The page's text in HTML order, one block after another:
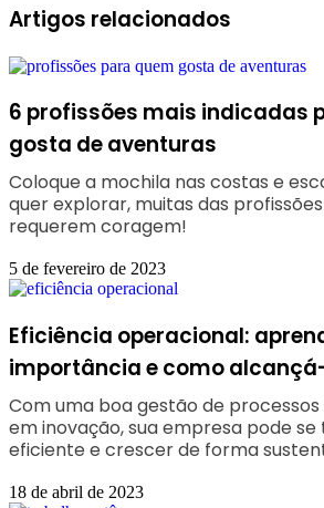
Artigos relacionados
6 profissões mais indicadas
gosta de aventuras
Coloque a mochila nas costas e
quer explorar, muitas das
requerem coragem!
5 de fevereiro de 2023
Eficiência operacional:
importância e como
Com uma boa gestão de
em inovação, sua empresa pode
eficiente e crescer de forma
18 de abril de 2023